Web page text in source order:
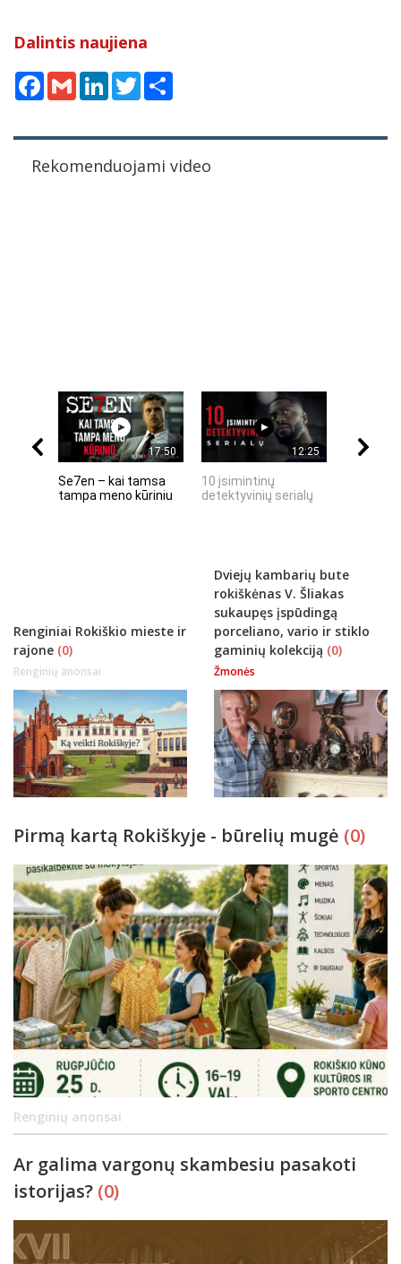
Dalintis naujiena
FacebookGmail LinkedInTwitter
Rekomenduojami video
17:50
Se7en – kai tamsa
tampa meno kūriniu
12:25
10 įsimintinų
detektyvinių serialų
Renginiai Rokiškio mieste ir
rajone (0)
Renginių anonsai
Dviejų kambarių bute
rokiškėnas V. Šliakas
sukaupęs įspūdingą
porceliano, vario ir stiklo
gaminių kolekciją (0)
Žmonės
Pirmą kartą Rokiškyje - būrelių mugė (0)
Renginių anonsai
Ar galima vargonų skambesiu pasakoti
istorijas? (0)